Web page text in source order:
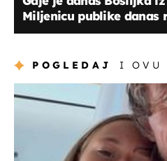
Miljenicu publike danas
POGLEDAJ I OVU